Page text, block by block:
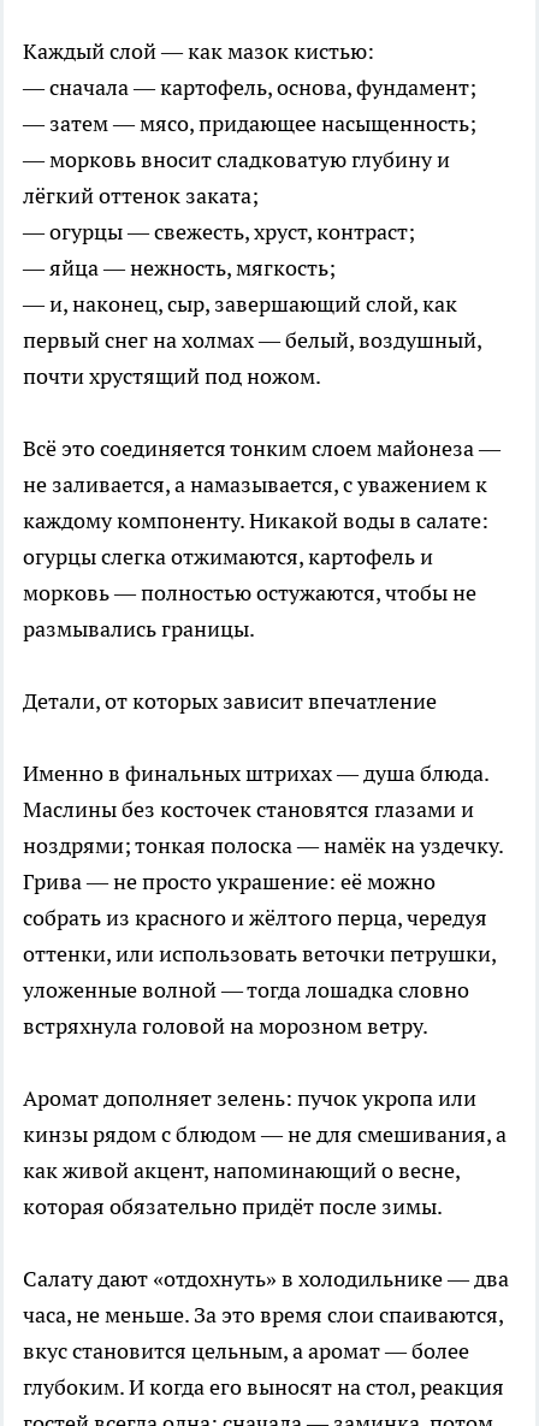
Каждый слой — как мазок кистью:
— сначала — картофель, основа, фундамент;
— затем — мясо, придающее насыщенность;
— морковь вносит сладковатую глубину и
лёгкий оттенок заката;
— огурцы — свежесть, хруст, контраст;
— яйца — нежность, мягкость;
— и, наконец, сыр, завершающий слой, как
первый снег на холмах — белый, воздушный,
почти хрустящий под ножом.
Всё это соединяется тонким слоем майонеза —
не заливается, а намазывается, с уважением к
каждому компоненту. Никакой воды в салате:
огурцы слегка отжимаются, картофель и
морковь — полностью остужаются, чтобы не
размывались границы.
Детали, от которых зависит впечатление
Именно в финальных штрихах — душа блюда.
Маслины без косточек становятся глазами и
ноздрями; тонкая полоска — намёк на уздечку.
Грива — не просто украшение: её можно
собрать из красного и жёлтого перца, чередуя
оттенки, или использовать веточки петрушки,
уложенные волной — тогда лошадка словно
встряхнула головой на морозном ветру.
Аромат дополняет зелень: пучок укропа или
кинзы рядом с блюдом — не для смешивания, а
как живой акцент, напоминающий о весне,
которая обязательно придёт после зимы.
Салату дают «отдохнуть» в холодильнике — два
часа, не меньше. За это время слои спаиваются,
вкус становится цельным, а аромат — более
глубоким. И когда его выносят на стол, реакция